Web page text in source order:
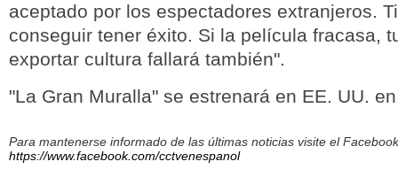
aceptado por los espectadores extranjeros.
conseguir tener éxito. Si la película fracasa,
exportar cultura fallará también".
"La Gran Muralla" se estrenará en EE. UU.
Para mantenerse informado de las últimas noticias visite el
https://www.facebook.com/cctvenespanol